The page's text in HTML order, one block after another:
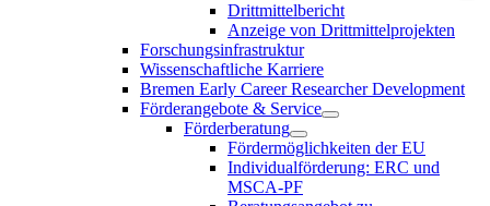
Drittmittelbericht
Anzeige von Drittmittelprojekten
Forschungsinfrastruktur
Wissenschaftliche Karriere
Bremen Early Career Researcher Development
Förderangebote & Service
Förderberatung
Fördermöglichkeiten der EU
Individualförderung: ERC und
MSCA-PF